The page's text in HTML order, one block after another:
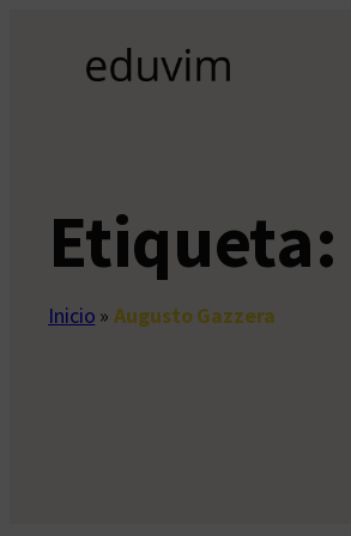
contenido
Etiqueta:
Inicio »Augusto Gazzera